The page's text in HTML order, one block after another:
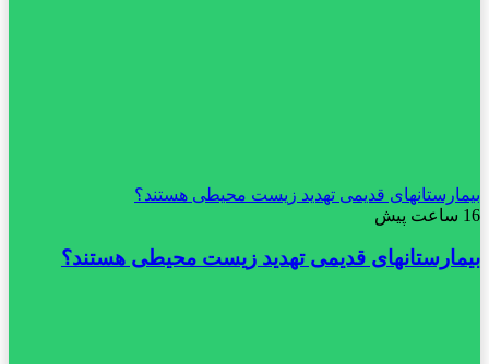
بیمارستانهای قدیمی تهدید زیست محیطی هستند؟
16 ساعت پیش
بیمارستانهای قدیمی تهدید زیست محیطی هستند؟